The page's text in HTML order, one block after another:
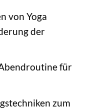
von Yoga
der
für
zum